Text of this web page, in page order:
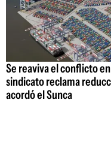
Se reaviva el conflicto
sindicato reclama
acordó el Sunca